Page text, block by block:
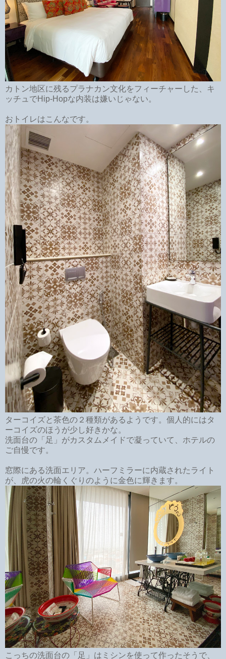
カトン地区に残るプラナカン文化をフィーチャーした、キ
ッチュでHip-Hopな内装は嫌いじゃない。
おトイレはこんなです。
ターコイズと茶色の２種類があるようです。個人的にはタ
ーコイズのほうが少し好きかな。
洗面台の「足」がカスタムメイドで凝っていて、ホテルの
ご自慢です。
窓際にある洗面エリア。ハーフミラーに内蔵されたライト
が、虎の火の輪くぐりのように金色に輝きます。
こっちの洗面台の「足」はミシンを使って作ったそうで、